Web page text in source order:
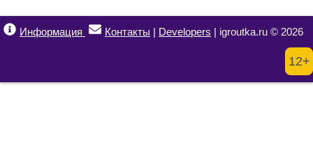
Информация Контакты | Developers | igroutka.ru © 2026
12+